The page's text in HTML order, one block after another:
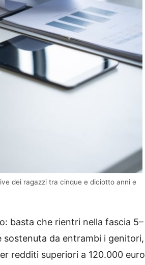
dei ragazzi tra cinque e diciotto anni e
basta che rientri nella fascia 5–
sostenuta da entrambi i genitori,
redditi superiori a 120.000 euro